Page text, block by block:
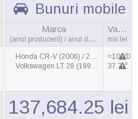
Bunuri mobile
Marca
(anul producerii) / anul dobândirii
Valoarea
mii lei
Honda CR-V (2006) / 2015
Volkswagen LT 28 (1999) / 2011
≈100.0
2
37.7 3
137,684.25 lei